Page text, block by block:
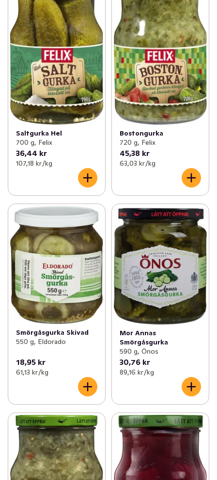
Saltgurka Hel
700 g, Felix
36,44 kr
107,18 kr /kg
Bostongurka
720 g, Felix
45,38 kr
63,03 kr /kg
Smörgåsgurka Skivad
550 g, Eldorado
18,95 kr
61,13 kr /kg
Mor Annas
Smörgåsgurka
590 g, Önos
30,76 kr
89,16 kr /kg